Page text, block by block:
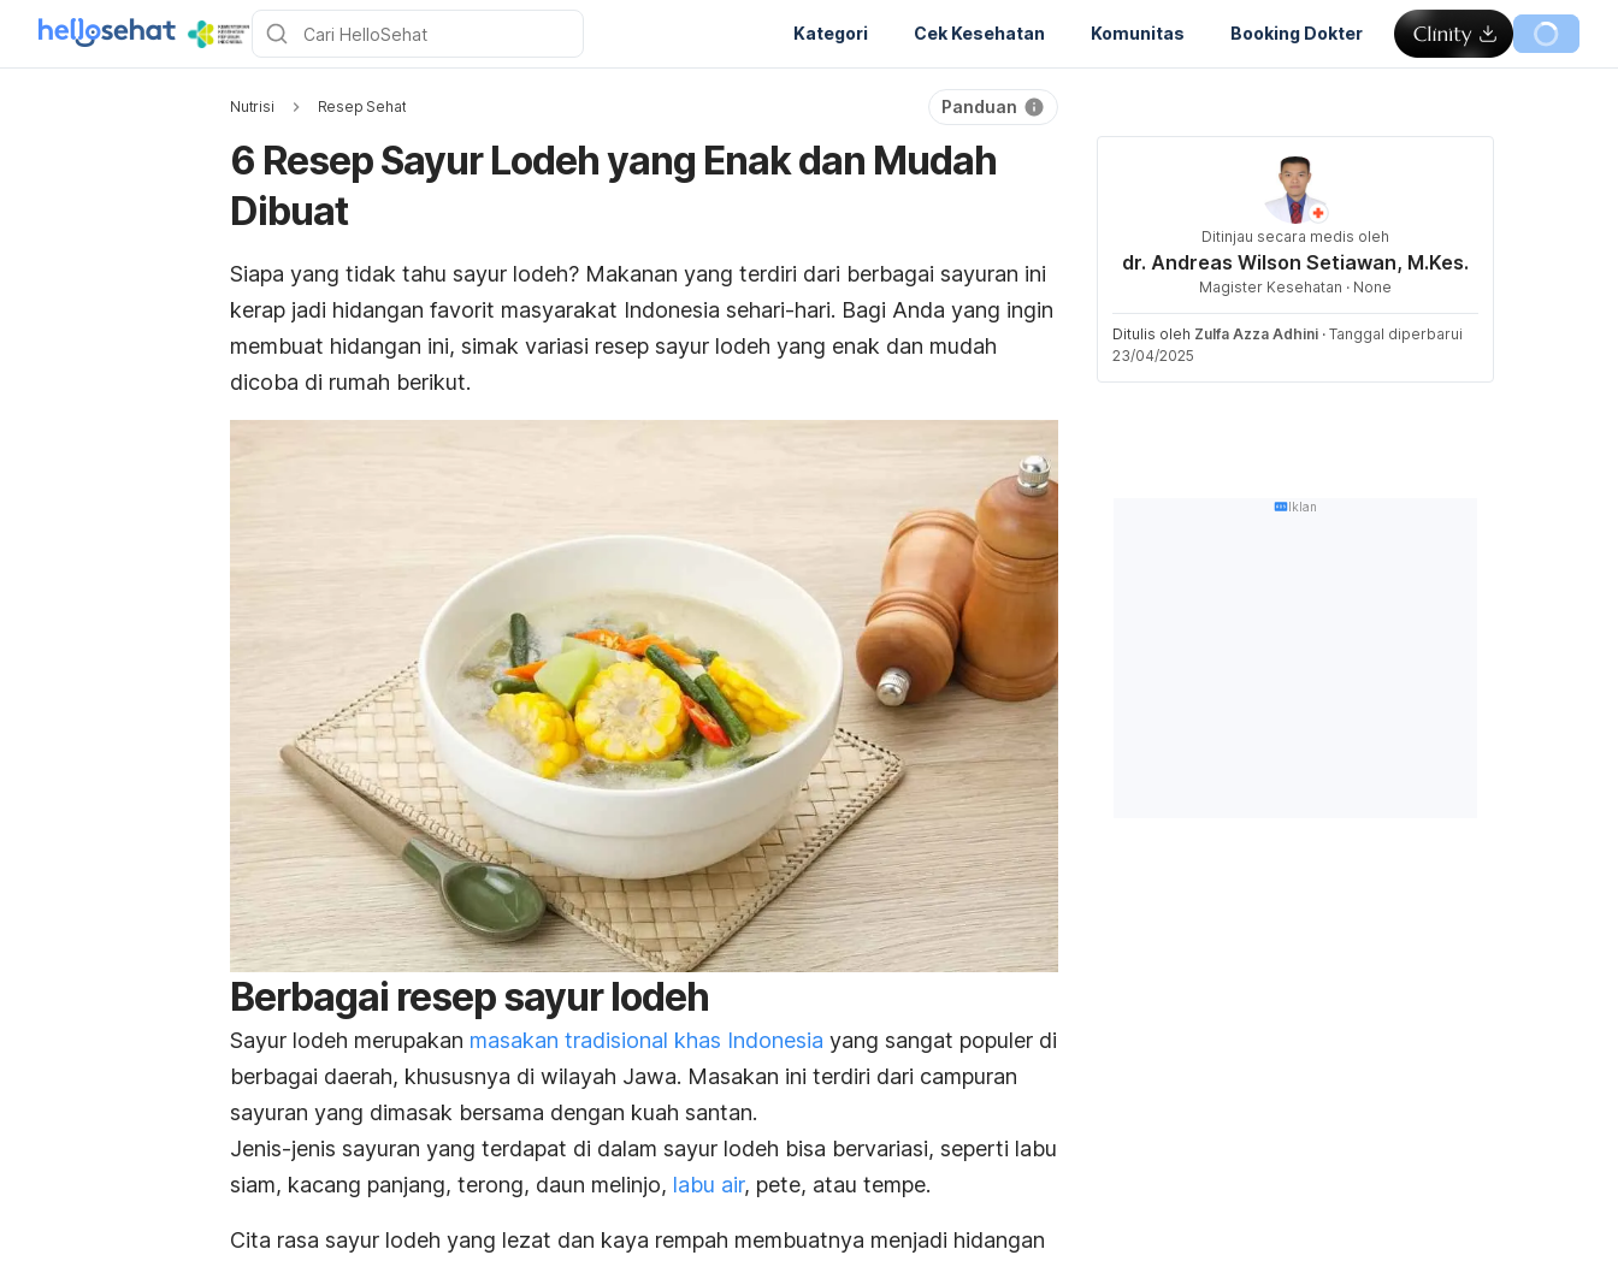
Kategori Cek Kesehatan Komunitas Booking Dokter
Nutrisi Resep Sehat Panduan
6 Resep Sayur Lodeh yang Enak dan Mudah
Dibuat
Siapa yang tidak tahu sayur lodeh? Makanan yang terdiri dari berbagai sayuran ini
kerap jadi hidangan favorit masyarakat Indonesia sehari-hari. Bagi Anda yang ingin
membuat hidangan ini, simak variasi resep sayur lodeh yang enak dan mudah
dicoba di rumah berikut.
Berbagai resep sayur lodeh
Sayur lodeh merupakan masakan tradisional khas Indonesia yang sangat populer di
berbagai daerah, khususnya di wilayah Jawa. Masakan ini terdiri dari campuran
sayuran yang dimasak bersama dengan kuah santan.
Jenis-jenis sayuran yang terdapat di dalam sayur lodeh bisa bervariasi, seperti labu
siam, kacang panjang, terong, daun melinjo, labu air, pete, atau tempe.
Cita rasa sayur lodeh yang lezat dan kaya rempah membuatnya menjadi hidangan
Ditinjau secara medis oleh
dr. Andreas Wilson Setiawan, M.Kes.
Magister Kesehatan · None
Ditulis oleh Zulfa Azza Adhini · Tanggal diperbarui
23/04/2025
Iklan